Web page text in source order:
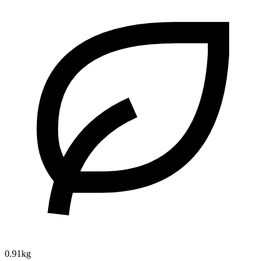
0.91kg